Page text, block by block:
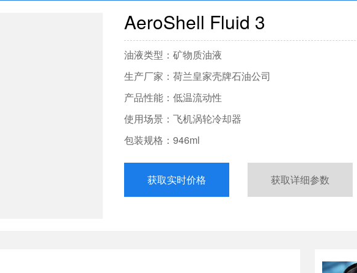
AeroShell Fluid 3
油液类型：矿物质油液
生产厂家：荷兰皇家壳牌石油公司
产品性能：低温流动性
使用场景：飞机涡轮冷却器
包装规格：946ml
获取实时价格 获取详细参数